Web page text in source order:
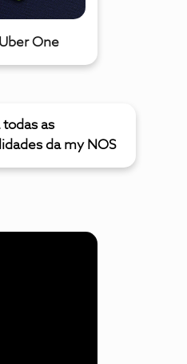
One
as
da my NOS